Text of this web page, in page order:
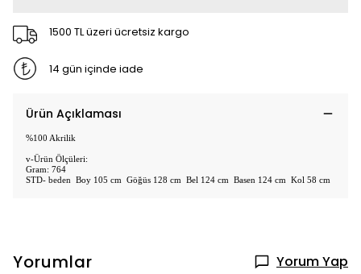
1500 TL üzeri ücretsiz kargo
14 gün içinde iade
Ürün Açıklaması
%100 Akrilik
v-Ürün Ölçüleri:
Gram: 764
STD- beden Boy 105 cm Göğüs 128 cm Bel 124 cm Basen 124 cm Kol 58 cm
Yorumlar Yorum Yap